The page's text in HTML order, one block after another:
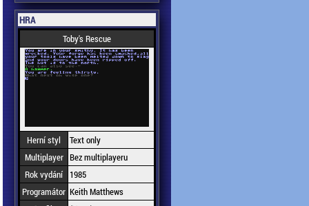
HRA
Toby's Rescue
Herní styl
Text only
Multiplayer Bez multiplayeru
Rok vydání
1985
Programátor Keith Matthews